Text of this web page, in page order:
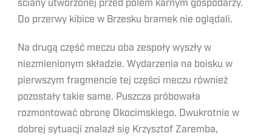
ściany utworzonej przed polem karnym gospodarzy.
Do przerwy kibice w Brzesku bramek nie oglądali.
Na drugą część meczu oba zespoły wyszły w
niezmienionym składzie. Wydarzenia na boisku w
pierwszym fragmencie tej części meczu również
pozostały takie same. Puszcza próbowała
rozmontować obronę Okocimskiego. Dwukrotnie w
dobrej sytuacji znalazł się Krzysztof Zaremba,